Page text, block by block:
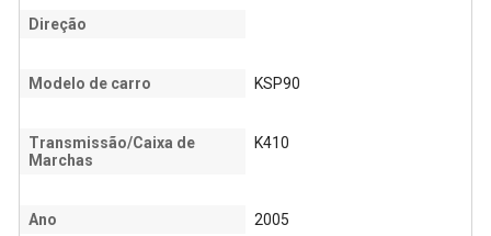
Direção
Modelo de carro KSP90
Transmissão/Caixa de
Marchas
K410
Ano 2005